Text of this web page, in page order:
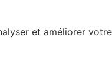
et améliorer votre